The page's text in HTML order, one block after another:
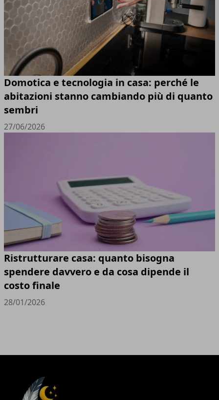
Domotica e tecnologia in casa: perché le
abitazioni stanno cambiando più di quanto
sembri
27/06/2026
Ristrutturare casa: quanto bisogna
spendere davvero e da cosa dipende il
costo finale
28/01/2026